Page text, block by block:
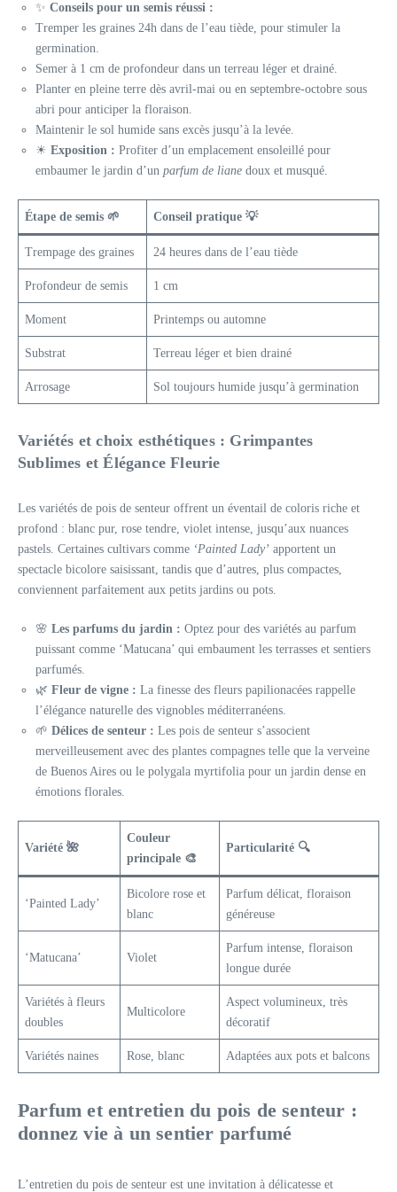
✨ Conseils pour un semis réussi :
Tremper les graines 24h dans de l’eau tiède, pour stimuler la
germination.
Semer à 1 cm de profondeur dans un terreau léger et drainé.
Planter en pleine terre dès avril-mai ou en septembre-octobre sous
abri pour anticiper la floraison.
Maintenir le sol humide sans excès jusqu’à la levée.
☀ Exposition : Profiter d’un emplacement ensoleillé pour
embaumer le jardin d’un parfum de liane doux et musqué.
Étape de semis 🌱 Conseil pratique 💡
Trempage des graines 24 heures dans de l’eau tiède
Profondeur de semis 1 cm
Moment Printemps ou automne
Substrat Terreau léger et bien drainé
Arrosage Sol toujours humide jusqu’à germination
Variétés et choix esthétiques : Grimpantes
Sublimes et Élégance Fleurie
Les variétés de pois de senteur offrent un éventail de coloris riche et
profond : blanc pur, rose tendre, violet intense, jusqu’aux nuances
pastels. Certaines cultivars comme ‘Painted Lady’ apportent un
spectacle bicolore saisissant, tandis que d’autres, plus compactes,
conviennent parfaitement aux petits jardins ou pots.
🌸 Les parfums du jardin : Optez pour des variétés au parfum
puissant comme ‘Matucana’ qui embaument les terrasses et sentiers
parfumés.
🌿 Fleur de vigne : La finesse des fleurs papilionacées rappelle
l’élégance naturelle des vignobles méditerranéens.
🌱 Délices de senteur : Les pois de senteur s’associent
merveilleusement avec des plantes compagnes telle que la verveine
de Buenos Aires ou le polygala myrtifolia pour un jardin dense en
émotions florales.
Variété 🌺
Couleur
principale 🎨
Particularité 🔍
‘Painted Lady’
Bicolore rose et
blanc
Parfum délicat, floraison
généreuse
‘Matucana’ Violet
Parfum intense, floraison
longue durée
Variétés à fleurs
doubles
Multicolore
Aspect volumineux, très
décoratif
Variétés naines Rose, blanc Adaptées aux pots et balcons
Parfum et entretien du pois de senteur :
donnez vie à un sentier parfumé
L’entretien du pois de senteur est une invitation à délicatesse et